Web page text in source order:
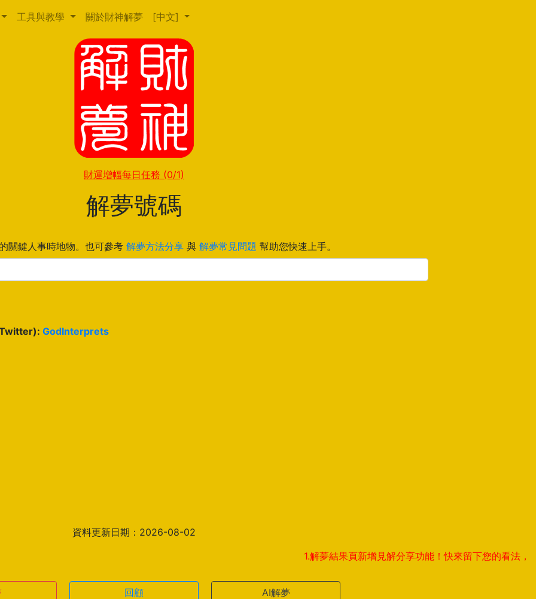
工具與教學 關於財神解夢 [中文]
財運增幅每日任務 (0/1)
解夢號碼
關鍵人事時地物。也可參考 解夢方法分享 與 解夢常見問題 幫助您快速上手。
GodInterprets
資料更新日期：2026-08-02
1.解夢結果頁新增見解分享功能！快來留下您的看法，與全
回顧 AI解夢